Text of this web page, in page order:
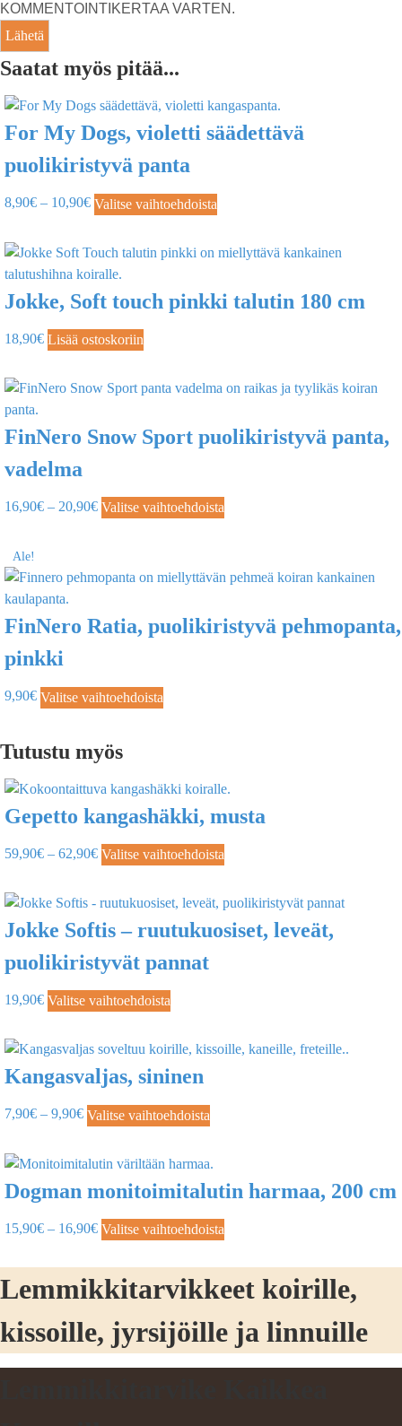
KOMMENTOINTIKERTAA VARTEN.
Saatat myös pitää...
For My Dogs, violetti säädettävä
puolikiristyvä panta
8,90€ – 10,90€ Valitse vaihtoehdoista
Jokke, Soft touch pinkki talutin 180 cm
18,90€ Lisää ostoskoriin
FinNero Snow Sport puolikiristyvä panta,
vadelma
16,90€ – 20,90€ Valitse vaihtoehdoista
Ale!
FinNero Ratia, puolikiristyvä pehmopanta,
pinkki
9,90€ Valitse vaihtoehdoista
Tutustu myös
Gepetto kangashäkki, musta
59,90€ – 62,90€ Valitse vaihtoehdoista
Jokke Softis – ruutukuosiset, leveät,
puolikiristyvät pannat
19,90€ Valitse vaihtoehdoista
Kangasvaljas, sininen
7,90€ – 9,90€ Valitse vaihtoehdoista
Dogman monitoimitalutin harmaa, 200 cm
15,90€ – 16,90€ Valitse vaihtoehdoista
Lemmikkitarvikkeet koirille,
kissoille, jyrsijöille ja linnuille